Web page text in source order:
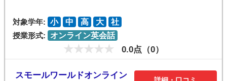
対象学年: 小 中 高 大
社
授業形式:
オンライン英会話
0.0点（0）
スモールワールドオンライン